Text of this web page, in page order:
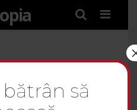
Menu
LA
să